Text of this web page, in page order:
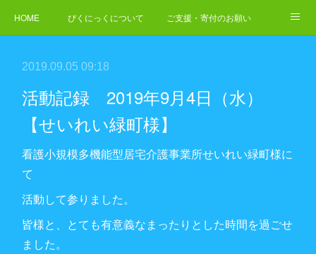
HOME ぴくにっくについて ご支援・寄付のお願い
2019.09.05 09:18
活動記録 2019年9月4日（水）
【せいれい緑町様】
看護小規模多機能型居宅介護事業所せいれい緑町様に
て
活動して参りました。
皆様と、とても有意義なまったりとした時間を過ごせ
ました。